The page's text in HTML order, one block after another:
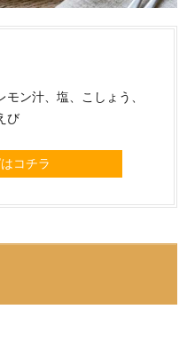
ン汁、塩、こしょう、
び
コチラ